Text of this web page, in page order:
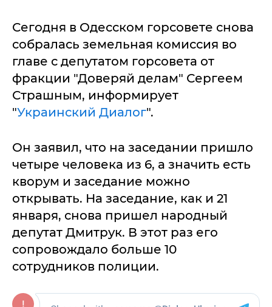
Сегодня в Одесском горсовете снова
собралась земельная комиссия во
главе с депутатом горсовета от
фракции "Доверяй делам" Сергеем
Страшным, информирует
"Украинский Диалог".
Он заявил, что на заседании пришло
четыре человека из 6, а значить есть
кворум и заседание можно
открывать. На заседание, как и 21
января, снова пришел народный
депутат Дмитрук. В этот раз его
сопровождало больше 10
сотрудников полиции.